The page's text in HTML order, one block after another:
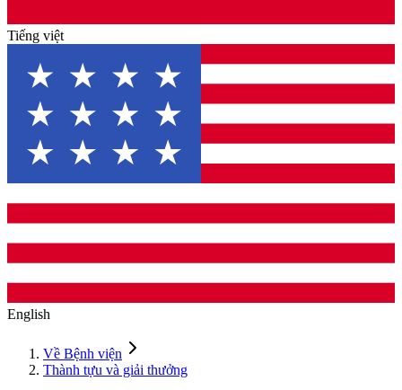
Tiếng việt
English
Về Bệnh viện
Thành tựu và giải thưởng